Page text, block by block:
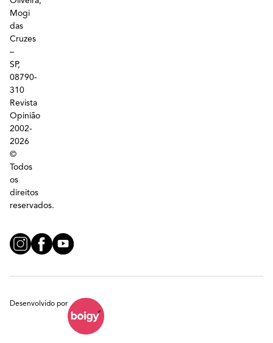
Mogi
das
Cruzes
–
SP,
08790-
310
Revista
Opinião
2002-
2026
©
Todos
os
direitos
reservados.
Desenvolvido por